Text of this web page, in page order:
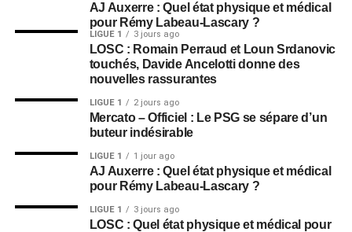
AJ Auxerre : Quel état physique et médical
pour Rémy Labeau-Lascary ?
LIGUE 1 3 jours ago
LOSC : Romain Perraud et Loun Srdanovic
touchés, Davide Ancelotti donne des
nouvelles rassurantes
LIGUE 1 2 jours ago
Mercato – Officiel : Le PSG se sépare d’un
buteur indésirable
LIGUE 1 1 jour ago
AJ Auxerre : Quel état physique et médical
pour Rémy Labeau-Lascary ?
LIGUE 1 3 jours ago
LOSC : Quel état physique et médical pour